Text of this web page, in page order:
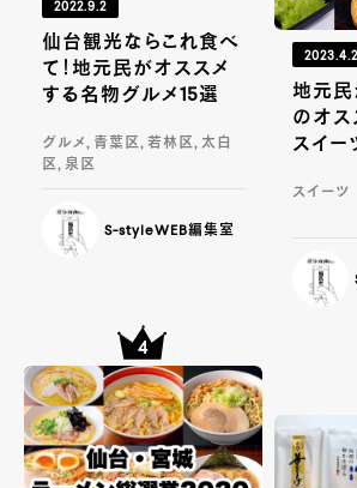
2022.9.2
仙台観光ならこれ食べ
て！地元民がオススメ
する名物グルメ15選
グルメ, 青葉区, 若林区, 太白
区, 泉区
S-styleWEB編集室
地元民
のオス
スイー
スイーツ